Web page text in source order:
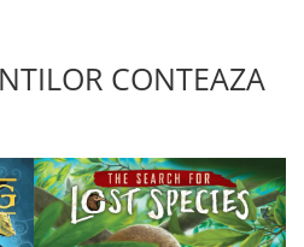
CONTEAZA